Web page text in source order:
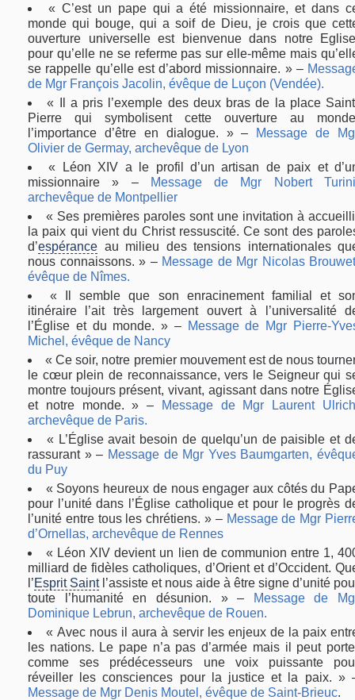
« C’est un pape qui a été missionnaire, et dans
monde qui bouge, qui a soif de Dieu, je crois que
ouverture universelle est bienvenue dans notre
pour qu’elle ne se referme pas sur elle-même mais
se rappelle qu’elle est d’abord missionnaire. » –
de Mgr François Jacolin, évêque de Luçon (Vendée).
« Il a pris l’exemple des deux bras de la place
Pierre qui symbolisent cette ouverture au
l’importance d’être en dialogue. » –
Message de
Olivier de Germay, archevêque de Lyon
« Léon XIV a le profil d’un artisan de paix et
missionnaire » –
Message de Mgr Nobert
archevêque de Montpellier
« Ses premières paroles sont une invitation à
la paix qui vient du Christ ressuscité. Ce sont des
d’espérance au milieu des tensions internationales
nous connaissons. » – Message de Mgr Nicolas
évêque de Nîmes.
« Il semble que son enracinement familial et
itinéraire l’ait très largement ouvert à l’universalité
l’Église et du monde. » – Message de Mgr Pierre-
Michel, évêque de Nancy
« Ce soir, notre premier mouvement est de nous
le cœur plein de reconnaissance, vers le Seigneur qui
montre toujours présent, vivant, agissant dans notre
et notre monde. » –
Message de Mgr Laurent
archevêque de Paris.
« L’Église avait besoin de quelqu’un de paisible et
rassurant » – Message de Mgr Yves Baumgarten,
du Puy
« Soyons heureux de nous engager aux côtés du
pour l’unité dans l’Église catholique et pour le progrès
l’unité entre tous les chrétiens. » – Message de Mgr
d’Ornellas, archevêque de Rennes
« Léon XIV devient un lien de communion entre 1,
milliard de fidèles catholiques, d’Orient et d’Occident.
l’Esprit Saintl’assiste et nous aide à être signe d’unité
toute l’humanité en désunion. » –
Message de
Dominique Lebrun, archevêque de Rouen.
« Avec nous il aura à servir les enjeux de la paix
les nations. Le pape n’a pas d’armée mais il peut
comme ses prédécesseurs une voix puissante
réveiller les consciences pour la justice et la paix. »
Message de Mgr Denis Moutel, évêque de Saint-Brieuc.